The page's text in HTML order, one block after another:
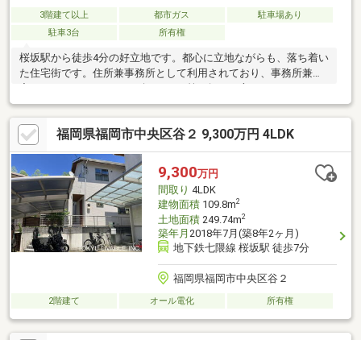
3階建て以上 都市ガス
駐車場あり
駐車3台
所有権
桜坂駅から徒歩4分の好立地です。都心に立地ながらも、落ち着い
た住宅街です。住所兼事務所として利用されており、事務所兼住
す。その他、詳細はお気軽にお問い合わせください。ーーーーー
ーーーーーーーーーーーーーーーーーーーーーーーー物件に関す
るお問い合わせは下記連絡先までお願いいたします【問い合わせ
先】売買専用ダイヤル：０９２－４３７－１０７７ーーーーーー
ーーーーーーーーーーーーーーーーーーーーーーー
福岡県福岡市中央区谷２ 9,300万円 4LDK
9,300万円
間取り 4LDK
建物面積109.8m2
土地面積249.74m2
築年月 2018年7月(築8年2ヶ月)
地下鉄七隈線 桜坂駅 徒歩7分
福岡県福岡市中央区谷２
2階建て オール電化 所有権